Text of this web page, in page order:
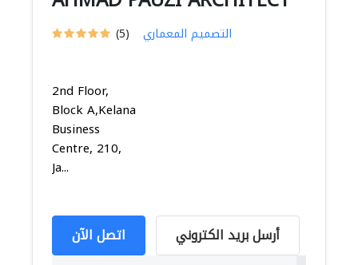
(5) التصميم المعماري
2nd Floor,
Block A,Kelana
Business
Centre, 210,
Ja...
اتصل الآن أرسل بريد الكتروني